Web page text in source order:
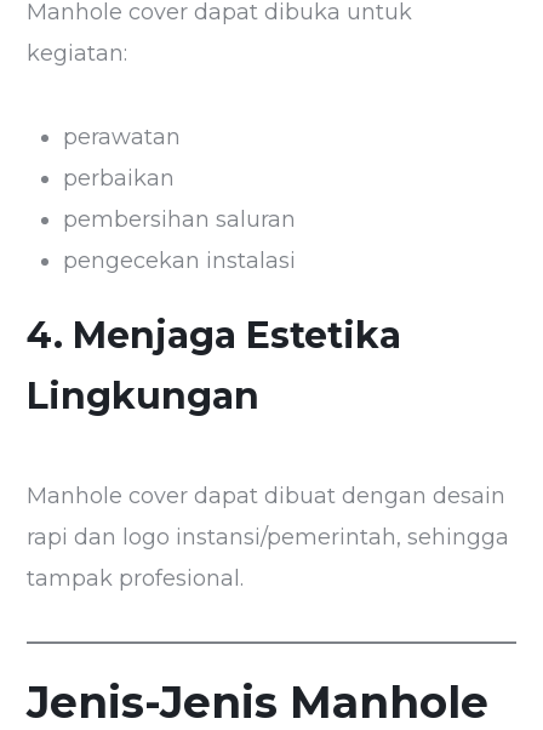
Manhole cover dapat dibuka untuk
kegiatan:
perawatan
perbaikan
pembersihan saluran
pengecekan instalasi
4. Menjaga Estetika
Lingkungan
Manhole cover dapat dibuat dengan desain
rapi dan logo instansi/pemerintah, sehingga
tampak profesional.
Jenis-Jenis Manhole